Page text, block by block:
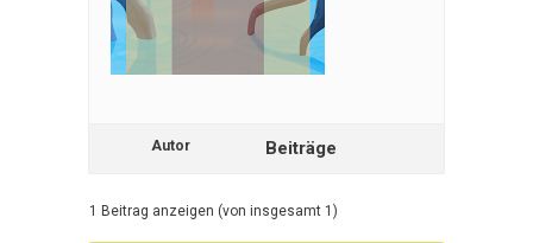
Autor Beiträge
1 Beitrag anzeigen (von insgesamt 1)